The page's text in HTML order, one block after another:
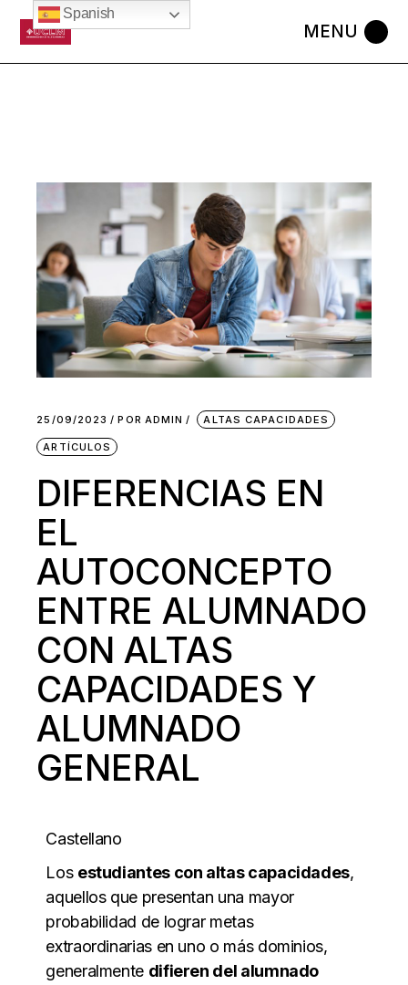
25/09/2023 POR ADMIN ALTAS CAPACIDADES
ARTÍCULOS
DIFERENCIAS EN
EL
AUTOCONCEPTO
ENTRE ALUMNADO
CON ALTAS
CAPACIDADES Y
ALUMNADO
GENERAL
Castellano
Los estudiantes con altas capacidades,
aquellos que presentan una mayor
probabilidad de lograr metas
extraordinarias en uno o más dominios,
generalmente difieren del alumnado
Spanish